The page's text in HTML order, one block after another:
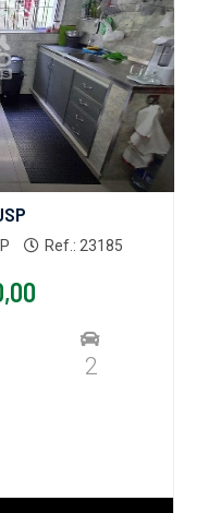
Ref.: 23185
2